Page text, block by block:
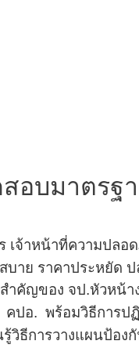
บมาตรฐา
เจ้าหน้าที่ความปลอ
บาย ราคาประหยัด
สำคัญของ จป.หัวหน้า
คปอ. พร้อมวิธีการป
รู้วิธีการวางแผนป้อง